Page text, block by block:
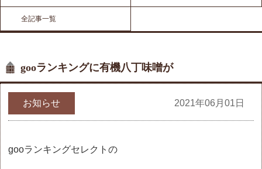
全記事一覧
gooランキングに有機八丁味噌が
お知らせ 2021年06月01日
gooランキングセレクトの